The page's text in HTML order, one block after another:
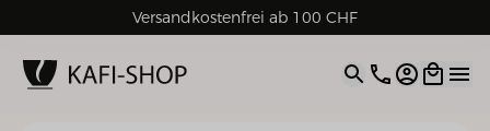
Versandkostenfrei ab 100 CHF
4.9| 5.0 Google
Open